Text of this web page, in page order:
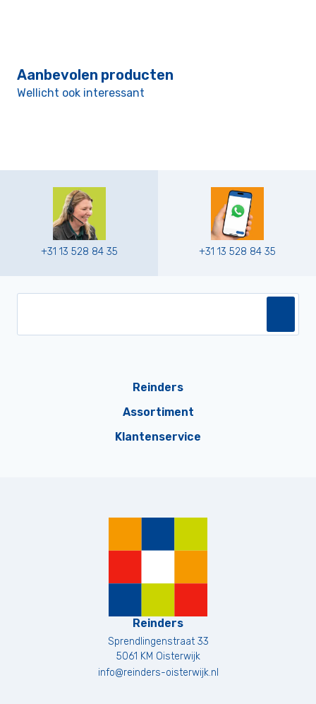
Aanbevolen producten
Wellicht ook interessant
+31 13 528 84 35 +31 13 528 84 35
Reinders
Assortiment
Klantenservice
Reinders
Sprendlingenstraat 33
5061 KM Oisterwijk
info@reinders-oisterwijk.nl